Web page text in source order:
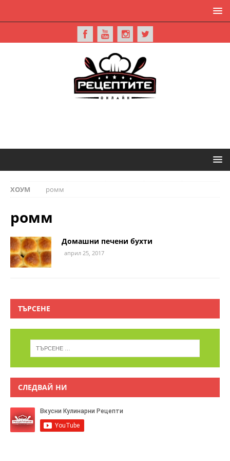
ХОУМ ромм
ромм
Домашни печени бухти
април 25, 2017
ТЪРСЕНЕ
СЛЕДВАЙ НИ